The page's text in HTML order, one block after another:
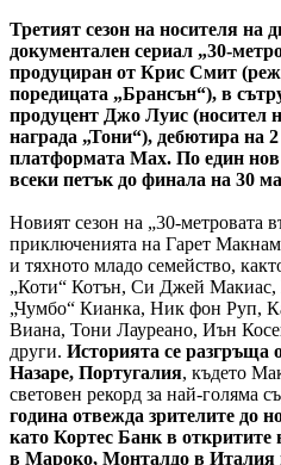
Третият сезон на носителя на
документален сериал „30-
продуциран от Крис Смит
поредицата „Брансън“), в
продуцент Джо Луис (носител
награда „Тони“), дебютира на
платформата Max. По един
всеки петък до финала на 30
Новият сезон на „30-метровата
приключенията на Гарет
и тяхното младо семейство,
„Коти“ Котън, Си Джей
„Чумбо“ Кианка, Ник фон Руп,
Виана, Тони Лауреано, Иън
други. Историята се разгръща
Назаре, Португалия, където
световен рекорд за най-голяма
година отвежда зрителите до
като Кортес Банк в
в Мароко, Монталдо в Италия